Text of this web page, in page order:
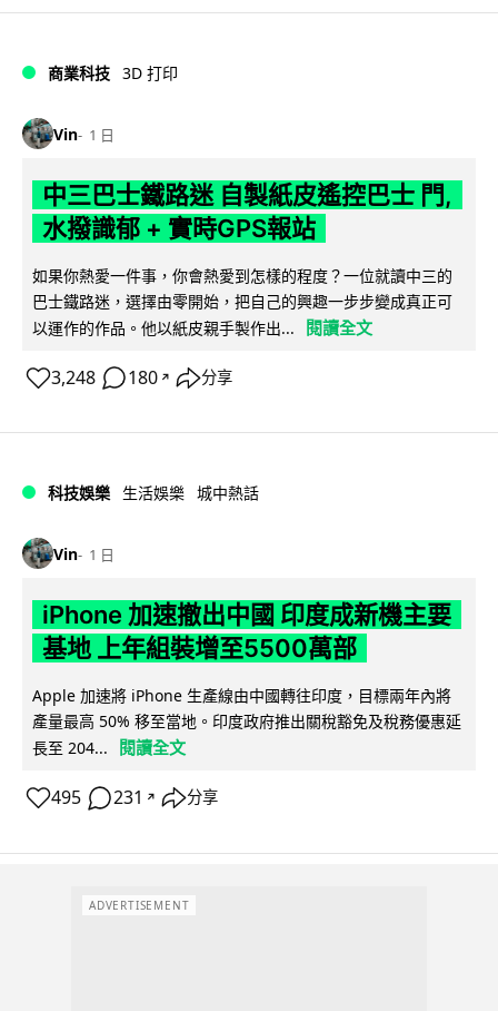
商業科技 3D 打印
Vin 1 日
中三巴士鐵路迷 自製紙皮遙控巴士 門,
水撥識郁 + 實時GPS報站
如果你熱愛一件事，你會熱愛到怎樣的程度？一位就讀中三的
巴士鐵路迷，選擇由零開始，把自己的興趣一步步變成真正可
以運作的作品。他以紙皮親手製作出...
閱讀全文
3,248 180 ↗ 分享
科技娛樂 生活娛樂 城中熱話
Vin 1 日
iPhone 加速撤出中國 印度成新機主要
基地 上年組裝增至5500萬部
Apple 加速將 iPhone 生產線由中國轉往印度，目標兩年內將
產量最高 50% 移至當地。印度政府推出關稅豁免及稅務優惠延
長至 204...
閱讀全文
495 231 ↗ 分享
ADVERTISEMENT